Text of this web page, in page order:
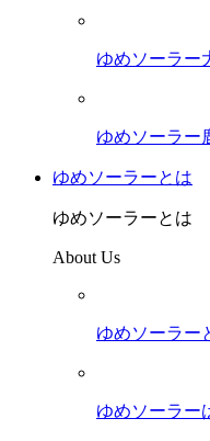
ゆめソーラー
ゆめソーラー
ゆめソーラーとは
ゆめソーラーとは
About Us
ゆめソーラー
ゆめソーラー